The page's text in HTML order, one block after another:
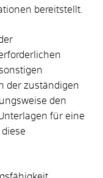
bereitstellt
der zuständigen
den
für eine